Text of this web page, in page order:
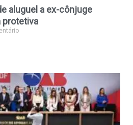
aluguel a ex-cônjuge
protetiva